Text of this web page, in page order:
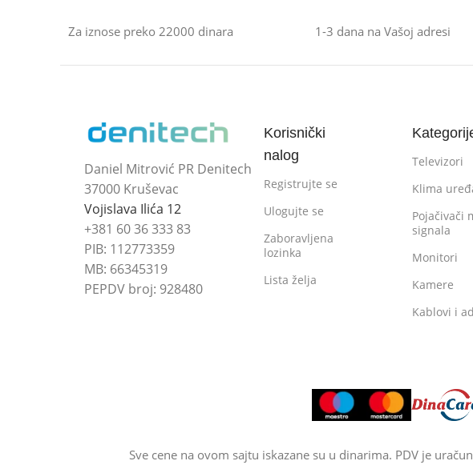
Za iznose preko 22000 dinara 1-3 dana na Vašoj adresi
Daniel Mitrović PR Denitech
37000 Kruševac
Vojislava Ilića 12
+381 60 36 333 83
PIB: 112773359
MB: 66345319
PEPDV broj: 928480
Korisnički
nalog
Registrujte se
Ulogujte se
Zaboravljena
lozinka
Lista želja
Televizori
Klima
Pojačivači
signala
Monitori
Kamere
Kablovi i
Sve cene na ovom sajtu iskazane su u dinarima. PDV je